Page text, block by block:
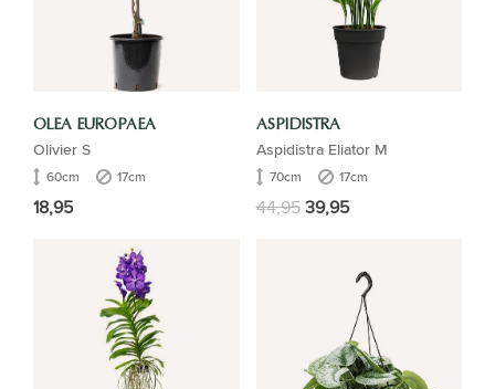
OLEA EUROPAEA
Olivier S
60cm 17cm
18,95
ASPIDISTRA
Aspidistra Eliator M
70cm 17cm
44,9539,95